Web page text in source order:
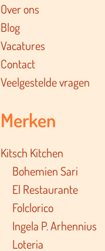
Over ons
Blog
Vacatures
Contact
Veelgestelde vragen
Merken
Kitsch Kitchen
Bohemien Sari
El Restaurante
Folclorico
Ingela P. Arhennius
Loteria